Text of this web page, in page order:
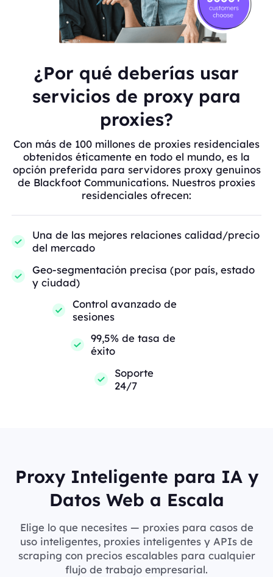
¿Por qué deberías usar
servicios de proxy para
proxies?
Con más de 100 millones de proxies residenciales
obtenidos éticamente en todo el mundo, es la
opción preferida para servidores proxy genuinos
de Blackfoot Communications. Nuestros proxies
residenciales ofrecen:
Una de las mejores relaciones calidad/precio
del mercado
Geo-segmentación precisa (por país, estado
y ciudad)
Control avanzado de
sesiones
99,5% de tasa de
éxito
Soporte
24/7
Proxy Inteligente para IA y
Datos Web a Escala
Elige lo que necesites — proxies para casos de
uso inteligentes, proxies inteligentes y APIs de
scraping con precios escalables para cualquier
flujo de trabajo empresarial.